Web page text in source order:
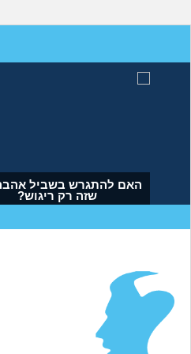
מה לעשות עם העובדה שאשתי
הרימה עליי ידיים?